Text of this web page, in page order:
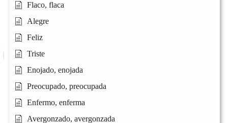
Flaco, flaca
Alegre
Feliz
Triste
Enojado, enojada
Preocupado, preocupada
Enfermo, enferma
Avergonzado, avergonzada